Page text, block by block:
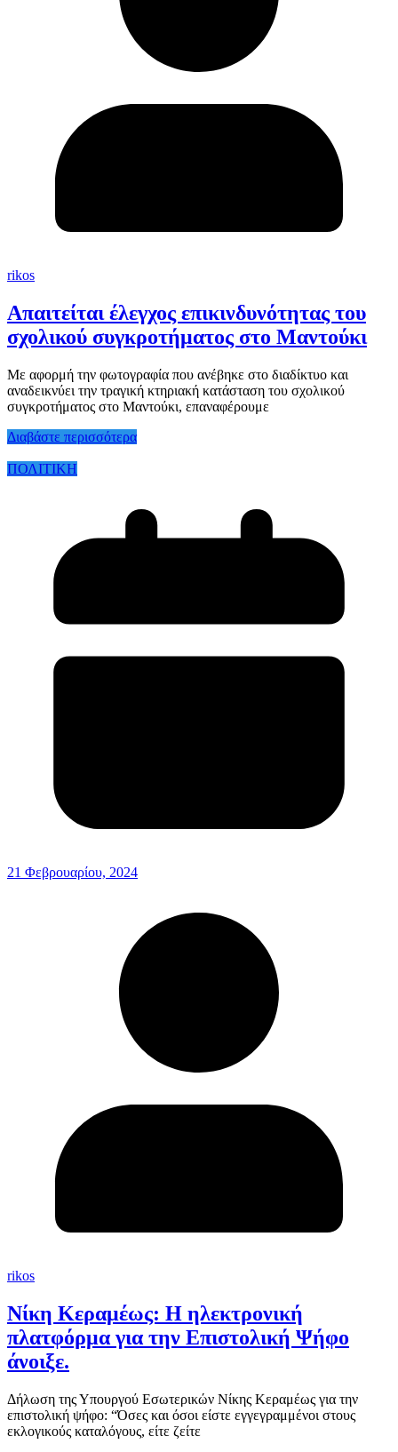
rikos
Απαιτείται έλεγχος επικινδυνότητας του
σχολικού συγκροτήματος στο Μαντούκι
Με αφορμή την φωτογραφία που ανέβηκε στο διαδίκτυο και
αναδεικνύει την τραγική κτηριακή κατάσταση του σχολικού
συγκροτήματος στο Μαντούκι, επαναφέρουμε
Διαβάστε περισσότερα
ΠΟΛΙΤΙΚΗ
21 Φεβρουαρίου, 2024
rikos
Νίκη Κεραμέως: Η ηλεκτρονική
πλατφόρμα για την Επιστολική Ψήφο
άνοιξε.
Δήλωση της Υπουργού Εσωτερικών Νίκης Κεραμέως για την
επιστολική ψήφο: “Όσες και όσοι είστε εγγεγραμμένοι στους
εκλογικούς καταλόγους, είτε ζείτε